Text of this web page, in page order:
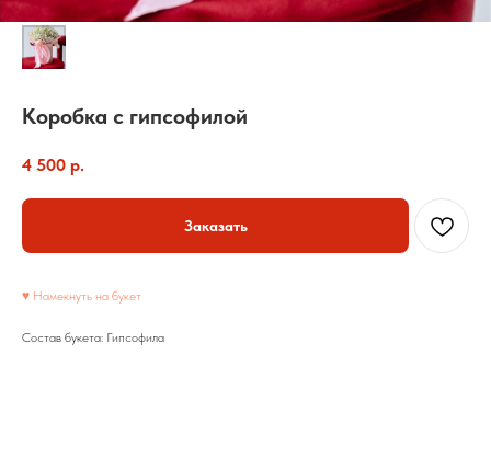
Коробка с гипсофилой
4 500 р.
Заказать
♥ Намекнуть на букет
Состав букета: Гипсофила